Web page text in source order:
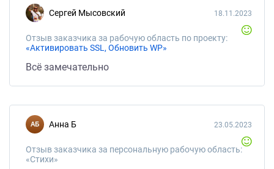
список категорий, и товар. И вместо разойтись по
хорошему этот не адекват еще и отзывы лепит
МОЖЕТ ПРОПАСТЬ И В ДОБАВОК ХАМИТ.
Сергей Мысовский
Отзыв заказчика за рабочую область по проекту:
«Активировать SSL, Обновить WP»
18.11.2023
Всё замечательно
Анна Б
Отзыв заказчика за персональную рабочую область:
«Стихи»
23.05.2023